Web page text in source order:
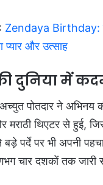
Zendaya Birthday:
प्यार और उत्साह
दुनिया में
पोतदार ने अभिनय
थिएटर से हुई,
बड़े पर्दे पर भी अपनी
चार दशकों तक जारी